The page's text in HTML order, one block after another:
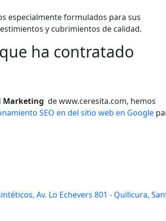
especialmente formulados para sus
y cubrimientos de calidad.
ha contratado
Marketing de www.ceresita.com, hemos
SEO en del sitio web en Google
Av. Lo Echevers 801 - Quilicura,